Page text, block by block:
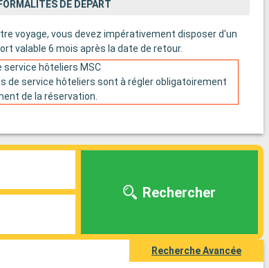
DE DÉPART
voyage, vous devez impérativement disposer d'un
valable 6 mois après la date de retour.
service hôteliers MSC
de service hôteliers sont à régler obligatoirement
de la réservation.
Rechercher
Recherche Avancée